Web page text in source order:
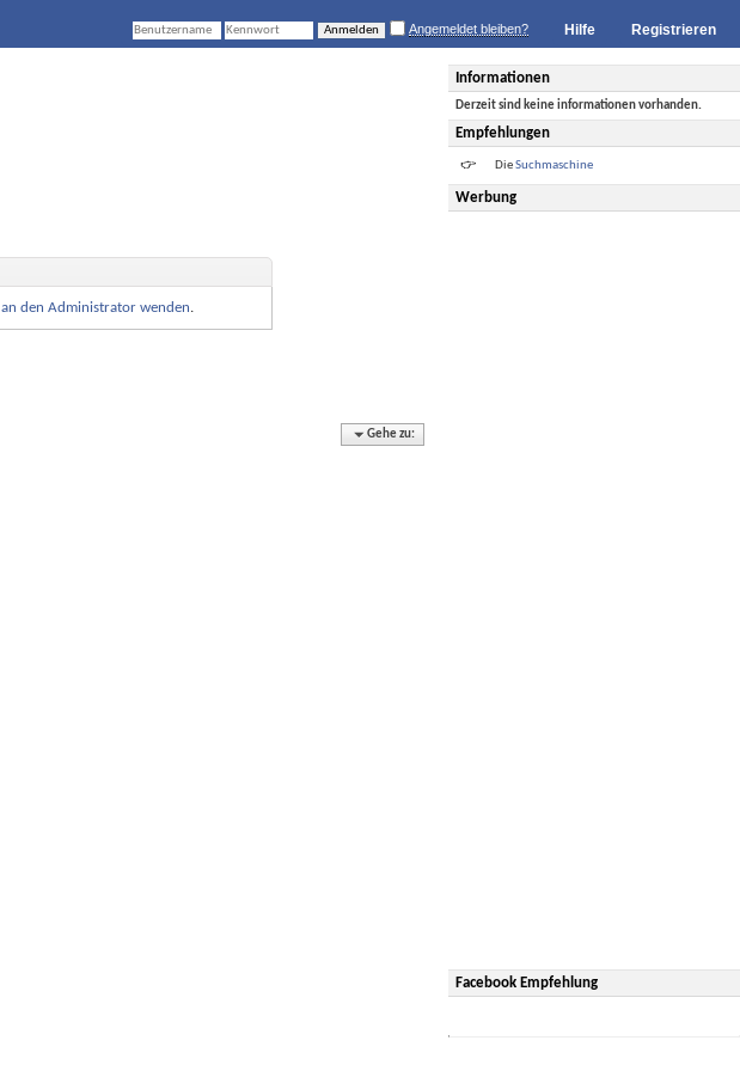
Registrieren
Hilfe
Angemeldet bleiben?
Informationen
Derzeit sind keine informationen vorhanden.
Empfehlungen
DieSuchmaschine
Werbung
Facebook Empfehlung
an den Administrator wenden.
Gehe zu: